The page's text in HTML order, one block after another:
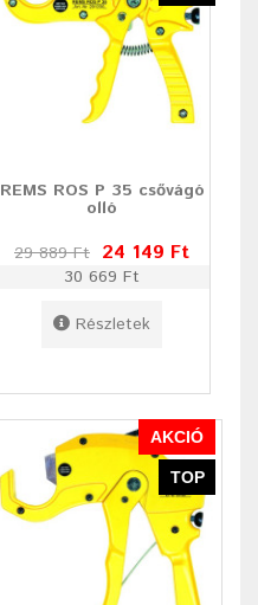
REMS ROS P 35 csővágó
olló
29 889 Ft 24 149 Ft
30 669 Ft
Részletek
AKCIÓ
TOP